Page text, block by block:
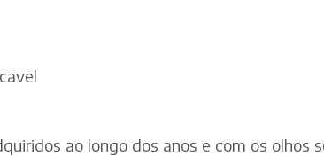
ao longo dos anos e com os